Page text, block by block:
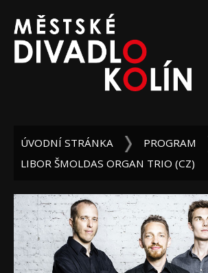
ÚVODNÍ STRÁNKA
PROGRAM
LIBOR ŠMOLDAS ORGAN TRIO (CZ)